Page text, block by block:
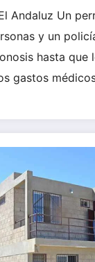
Andaluz Un
y un
hasta que
gastos